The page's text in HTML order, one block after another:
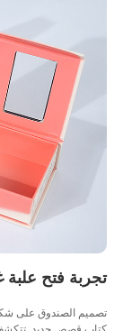
فتح علبة
الصندوق على شكل كتاب